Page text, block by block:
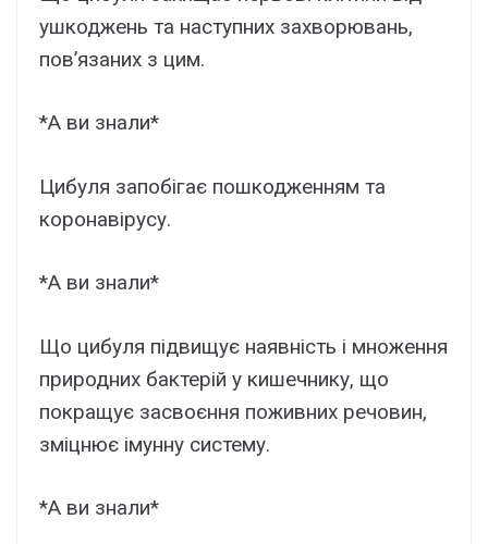
ушкоджень та наступних захворювань,
пов’язаних з цим.
*А ви знали*
Цибуля запобігає пошкодженням та
коронавірусу.
*А ви знали*
Що цибуля підвищує наявність і множення
природних бактерій у кишечнику, що
покращує засвоєння поживних речовин,
зміцнює імунну систему.
*А ви знали*